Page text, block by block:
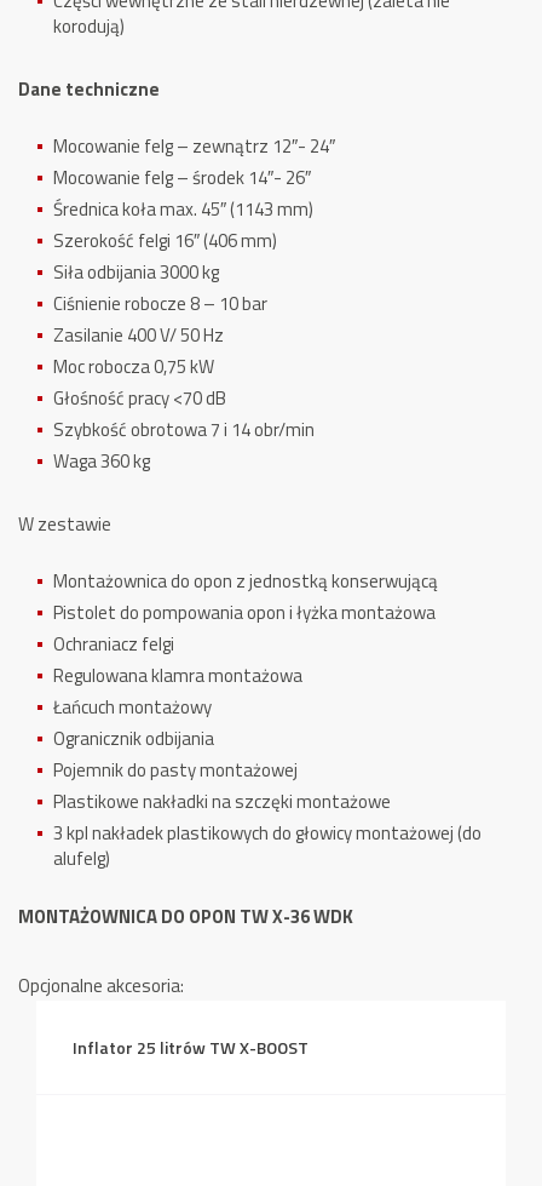
korodują)
Dane techniczne
Mocowanie felg – zewnątrz 12″- 24″
Mocowanie felg – środek 14″- 26″
Średnica koła max. 45″ (1143 mm)
Szerokość felgi 16″ (406 mm)
Siła odbijania 3000 kg
Ciśnienie robocze 8 – 10 bar
Zasilanie 400 V/ 50 Hz
Moc robocza 0,75 kW
Głośność pracy <70 dB
Szybkość obrotowa 7 i 14 obr/min
Waga 360 kg
W zestawie
Montażownica do opon z jednostką konserwującą
Pistolet do pompowania opon i łyżka montażowa
Ochraniacz felgi
Regulowana klamra montażowa
Łańcuch montażowy
Ogranicznik odbijania
Pojemnik do pasty montażowej
Plastikowe nakładki na szczęki montażowe
3 kpl nakładek plastikowych do głowicy montażowej (do
alufelg)
MONTAŻOWNICA DO OPON TW X-36 WDK
Opcjonalne akcesoria:
Inflator 25 litrów TW X-BOOST